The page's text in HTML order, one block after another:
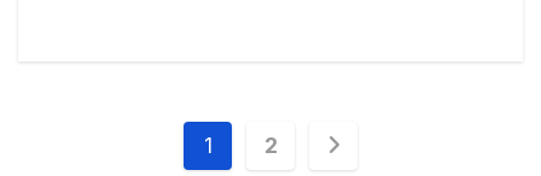
Navegación
1 2